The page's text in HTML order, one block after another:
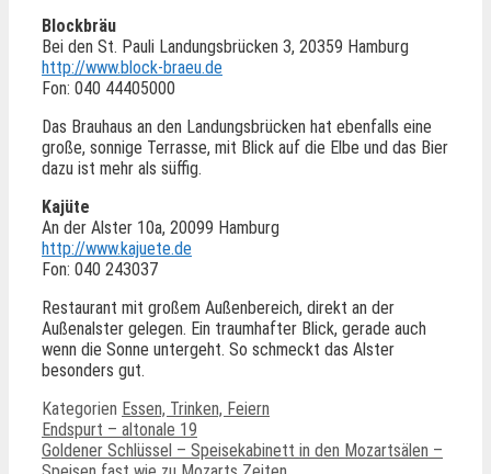
Blockbräu
Bei den St. Pauli Landungsbrücken 3, 20359 Hamburg
http://www.block-braeu.de
Fon: 040 44405000
Das Brauhaus an den Landungsbrücken hat ebenfalls eine
große, sonnige Terrasse, mit Blick auf die Elbe und das Bier
dazu ist mehr als süffig.
Kajüte
An der Alster 10a, 20099 Hamburg
http://www.kajuete.de
Fon: 040 243037
Restaurant mit großem Außenbereich, direkt an der
Außenalster gelegen. Ein traumhafter Blick, gerade auch
wenn die Sonne untergeht. So schmeckt das Alster
besonders gut.
Kategorien Essen, Trinken, Feiern
Endspurt – altonale 19
Goldener Schlüssel – Speisekabinett in den Mozartsälen –